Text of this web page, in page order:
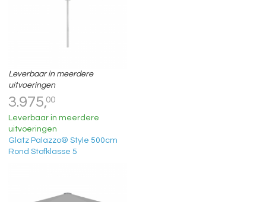
Leverbaar in meerdere
uitvoeringen
3.975,00
Leverbaar in meerdere
uitvoeringen
Glatz Palazzo® Style 500cm
Rond Stofklasse 5